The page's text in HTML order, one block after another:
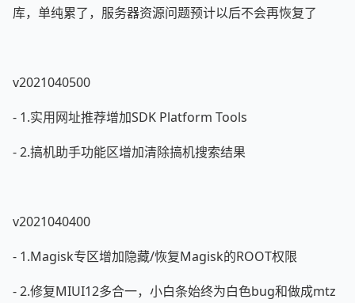
库，单纯累了，服务器资源问题预计以后不会再恢复了
v2021040500
- 1.实用网址推荐增加SDK Platform Tools
- 2.搞机助手功能区增加清除搞机搜索结果
v2021040400
- 1.Magisk专区增加隐藏/恢复Magisk的ROOT权限
- 2.修复MIUI12多合一，小白条始终为白色bug和做成mtz